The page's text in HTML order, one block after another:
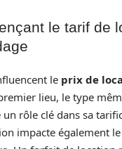
le tarif de
le prix de
lieu, le type
un rôle clé dans sa
impacte également